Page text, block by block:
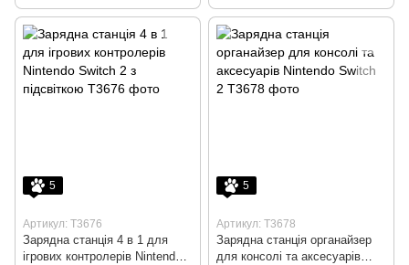
5
Артикул: T3676
Зарядна станція 4 в 1 для
ігрових контролерів Nintendo
5
Артикул: T3678
Зарядна станція органайзер
для консолі та аксесуарів